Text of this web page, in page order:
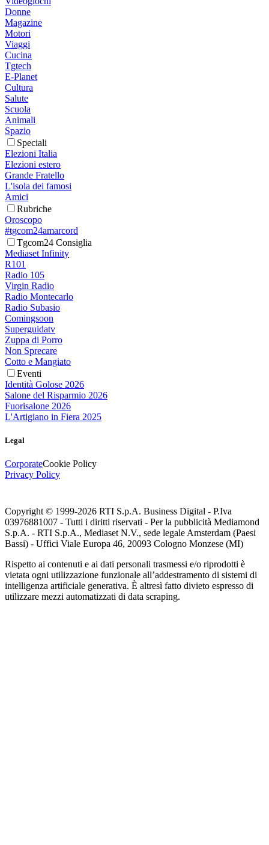
Donne
Magazine
Motori
Viaggi
Cucina
Tgtech
E-Planet
Cultura
Salute
Scuola
Animali
Spazio
Speciali
Elezioni Italia
Elezioni estero
Grande Fratello
L'isola dei famosi
Amici
Rubriche
Oroscopo
#tgcom24amarcord
Tgcom24 Consiglia
Mediaset Infinity
R101
Radio 105
Virgin Radio
Radio Montecarlo
Radio Subasio
Comingsoon
Superguidatv
Zuppa di Porro
Non Sprecare
Cotto e Mangiato
Eventi
Identità Golose 2026
Salone del Risparmio 2026
Fuorisalone 2026
L'Artigiano in Fiera 2025
Legal
CorporateCookie Policy
Privacy Policy
Copyright © 1999-2026 RTI S.p.A. Business Digital - P.Iva
03976881007 - Tutti i diritti riservati - Per la pubblicità Mediamond
S.p.A. - RTI S.p.A., Mediaset N.V., sede legale Amsterdam (Paesi
Bassi) - Uffici Viale Europa 46, 20093 Cologno Monzese (MI)
Rispetto ai contenuti e ai dati personali trasmessi e/o riprodotti è
vietata ogni utilizzazione funzionale all’addestramento di sistemi di
intelligenza artificiale generativa. È altresì fatto divieto espresso di
utilizzare mezzi automatizzati di data scraping.